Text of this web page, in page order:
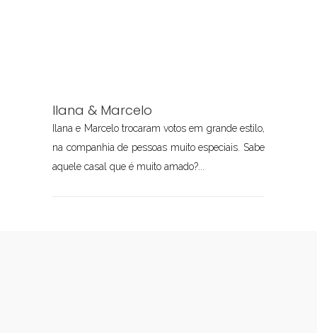
Ilana & Marcelo
Ilana e Marcelo trocaram votos em grande estilo,
na companhia de pessoas muito especiais. Sabe
aquele casal que é muito amado?...